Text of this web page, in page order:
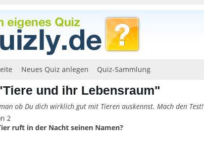
Neues Quiz anlegen Quiz-Sammlung
und ihr Lebensraum"
ob Du dich wirklich gut mit Tieren auskennst. Mach den Test!
2
ruft in der Nacht seinen Namen?